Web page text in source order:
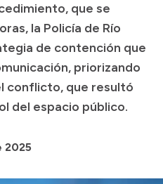
que se
la Policía de Río
de contención que
priorizando
conflicto, que resultó
del espacio público.
2025